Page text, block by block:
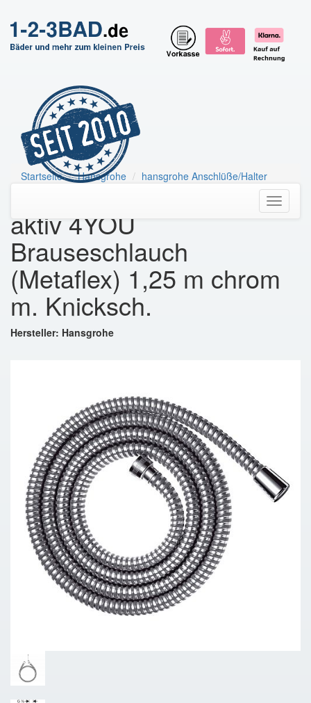
Toggle
Startseite Hansgrohe
hansgrohe Anschlüße/Halter
aktiv 4YOU
Brauseschlauch
(Metaflex) 1,25 m chrom
m. Knicksch.
Hersteller: Hansgrohe